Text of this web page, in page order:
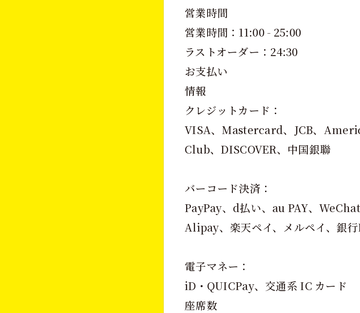
営業時間
営業時間：11:00 - 25:00
ラストオーダー：24:30
お支払い
情報
クレジットカード：
VISA、Mastercard、JCB、
Club、DISCOVER、中国銀聯
バーコード決済：
PayPay、d払い、au PAY、
Alipay、楽天ペイ、メルペイ、銀
電子マネー：
iD・QUICPay、交通系 IC カード
座席数